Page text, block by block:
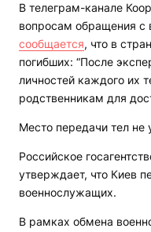
В телеграм-канале
вопросам обращения с
сообщается, что в
погибших: “После
личностей каждого их
родственникам для
Место передачи тел не
Российское
утверждает, что Киев
военнослужащих.
В рамках обмена